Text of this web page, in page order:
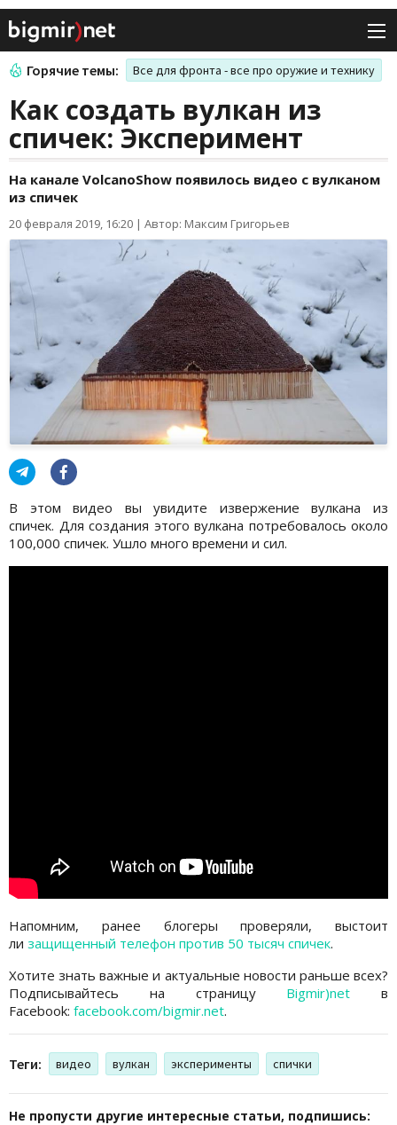
Горячие темы: Все для фронта - все про оружие и технику
Как создать вулкан из
спичек: Эксперимент
На канале VolcanoShow появилось видео с вулканом
из спичек
20 февраля 2019, 16:20 | Автор: Максим Григорьев
В этом видео вы увидите извержение вулкана из
спичек. Для создания этого вулкана потребовалось около
100,000 спичек. Ушло много времени и сил.
Напомним, ранее блогеры проверяли, выстоит
ли защищенный телефон против 50 тысяч спичек.
Хотите знать важные и актуальные новости раньше всех?
Подписывайтесь на страницу Bigmir)net в
Facebook: facebook.com/bigmir.net.
Теги: видео вулкан эксперименты спички
Не пропусти другие интересные статьи, подпишись: